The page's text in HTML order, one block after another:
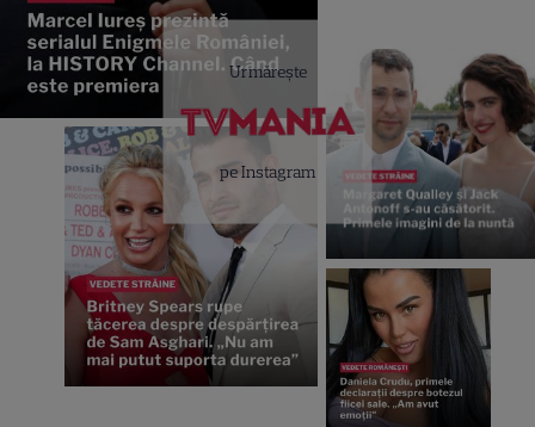
Urmărește
pe Instagram